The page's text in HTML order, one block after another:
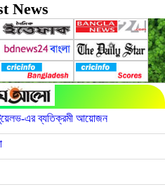
News
টুয়েলভ-এর ব্যতিক্রমী আয়োজন